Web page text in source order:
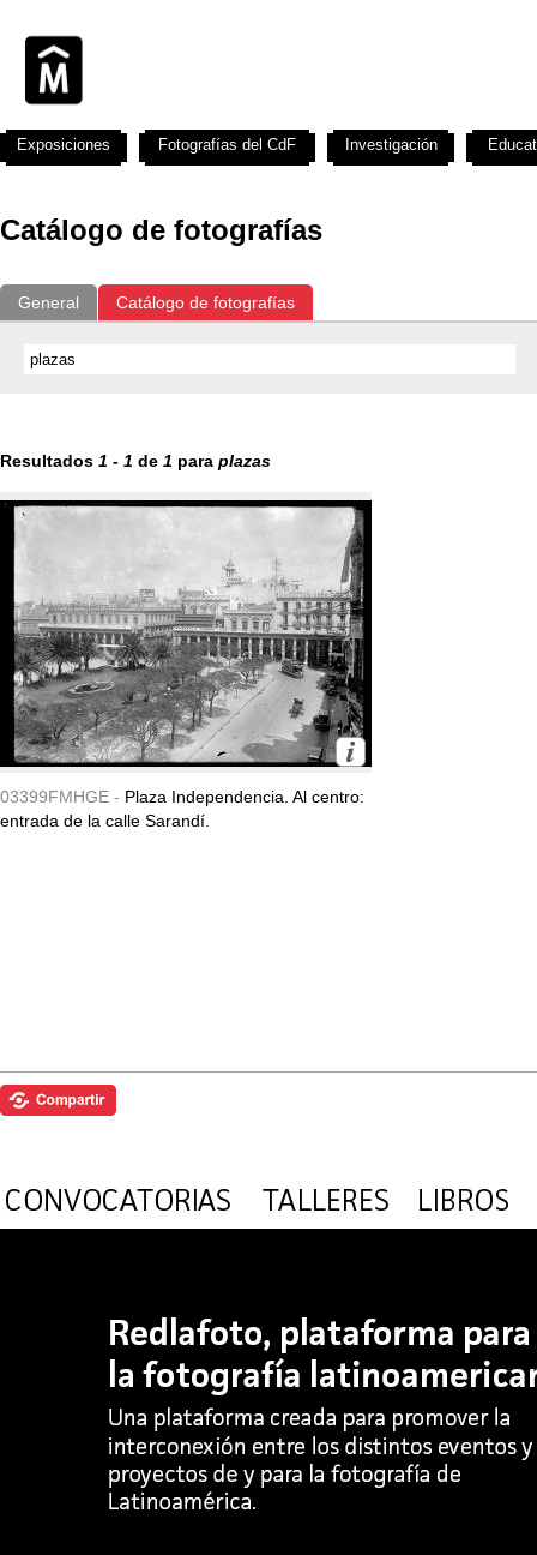
Catálogo de fotografías
General Catálogo de fotografías
Resultados 1 - 1 de 1 para plazas
03399FMHGE - Plaza Independencia. Al centro:
entrada de la calle Sarandí.
Exposiciones Fotografías del CdF Investigación